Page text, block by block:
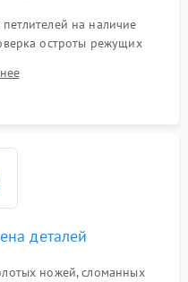
на наличие
остроты режущих
ремня, электромотора
подачи ткани.
деталей
ножей, сломанных